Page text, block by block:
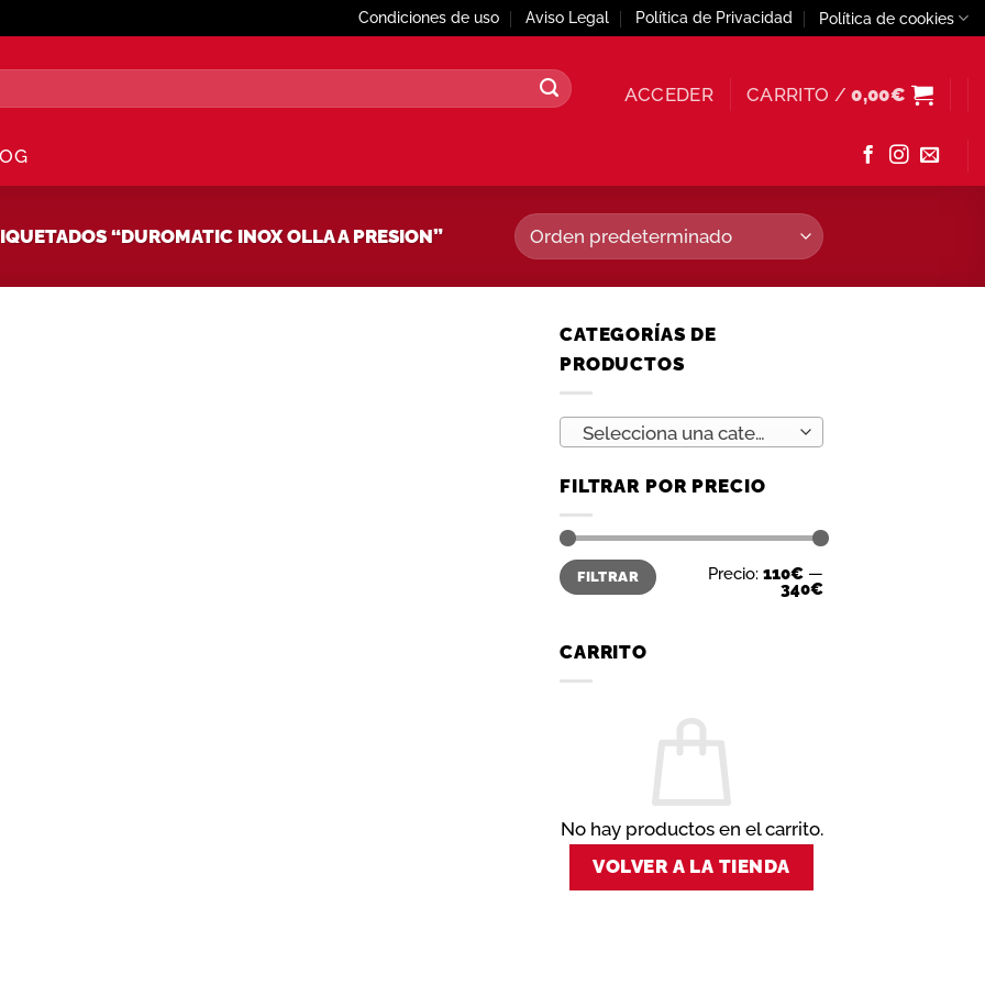
Condiciones de uso Aviso Legal Política de Privacidad Política de cookies
ACCEDER CARRITO /0,00€
“DUROMATIC INOX OLLA A PRESION”
CATEGORÍAS DE
PRODUCTOS
Selecciona una categoría
FILTRAR POR PRECIO
Precio
mínimo
Precio
máximo
FILTRAR Precio: 110€ —
340€
CARRITO
No hay productos en el carrito.
VOLVER A LA TIENDA